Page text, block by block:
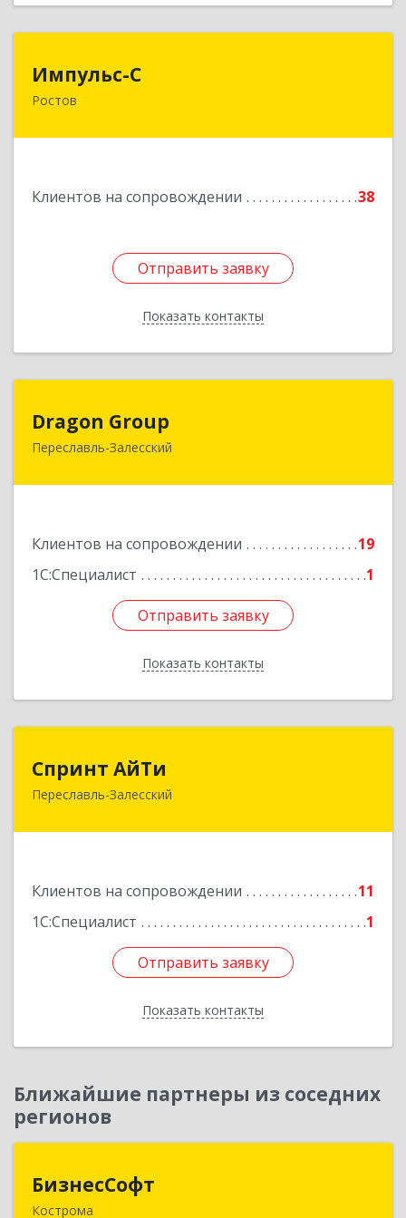
Импульс-С
Ростов
Клиентов на сопровождении 38
Отправить заявку
Показать контакты
Отправить заявку
Назад
Dragon Group
Переславль-Залесский
Клиентов на сопровождении
19
1С:Специалист
1
Отправить заявку
Показать контакты
152020, Ярославская обл, Переславль-
Отправить заявку
Назад
Спринт АйТи
Переславль-Залесский
Клиентов на сопровождении
11
1С:Специалист
1
Отправить заявку
Показать контакты
152025, Ярославская обл, Переславль-
Отправить заявку
Назад
Ближайшие партнеры из соседних
регионов
БизнесСофт
Кострома